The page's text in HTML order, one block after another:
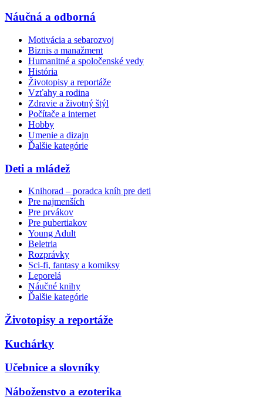
Náučná a odborná
Motivácia a sebarozvoj
Biznis a manažment
Humanitné a spoločenské vedy
História
Životopisy a reportáže
Vzťahy a rodina
Zdravie a životný štýl
Počítače a internet
Hobby
Umenie a dizajn
Ďalšie kategórie
Deti a mládež
Knihorad – poradca kníh pre deti
Pre najmenších
Pre prvákov
Pre pubertiakov
Young Adult
Beletria
Rozprávky
Sci-fi, fantasy a komiksy
Leporelá
Náučné knihy
Ďalšie kategórie
Životopisy a reportáže
Kuchárky
Učebnice a slovníky
Náboženstvo a ezoterika